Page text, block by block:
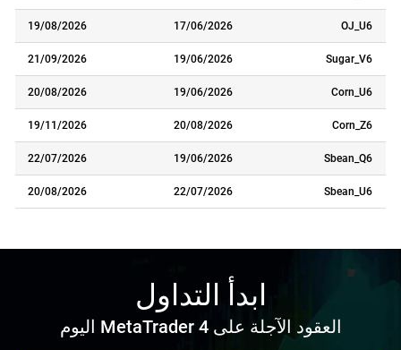
OJ_U6
17/06/2026
19/08/2026
Sugar_V6
19/06/2026
21/09/2026
Corn_U6
19/06/2026
20/08/2026
Corn_Z6
20/08/2026
19/11/2026
Sbean_Q6
19/06/2026
22/07/2026
Sbean_U6
22/07/2026
20/08/2026
ابدأ التداول
العقود الآجلة على MetaTrader 4 اليوم